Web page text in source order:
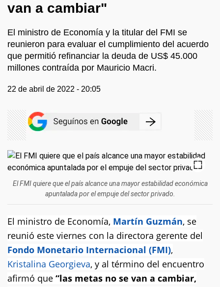
van a cambiar"
El ministro de Economía y la titular del FMI se
reunieron para evaluar el cumplimiento del acuerdo
que permitió refinanciar la deuda de US$ 45.000
millones contraída por Mauricio Macri.
22 de abril de 2022 - 20:05
El FMI quiere que el país alcance una mayor estabilidad económica
apuntalada por el empuje del sector privado.
El ministro de Economía, Martín Guzmán, se
reunió este viernes con la directora gerente del
Fondo Monetario Internacional (FMI),
Kristalina Georgieva, y al término del encuentro
afirmó que “las metas no se van a cambiar,